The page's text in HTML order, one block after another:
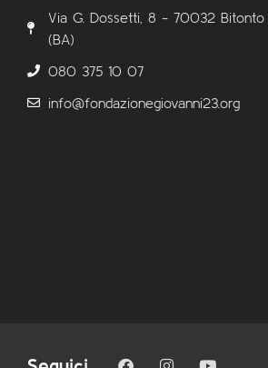
Via G. Dossetti, 8 - 70032 Bitonto
(BA)
080 375 10 07
info@fondazionegiovanni23.org